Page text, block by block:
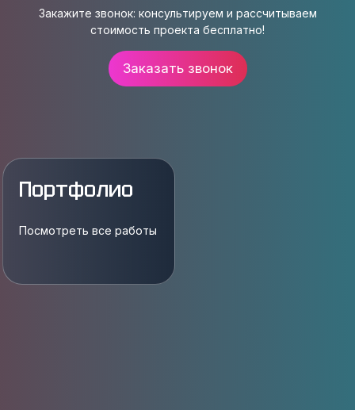
Закажите звонок: консультируем и рассчитываем
стоимость проекта бесплатно!
Заказать звонок
Портфолио
Посмотреть все работы